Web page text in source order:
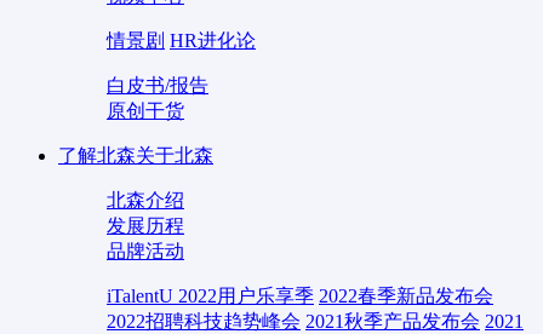
情景剧 HR进化论
白皮书/报告
原创干货
了解北森关于北森
北森介绍
发展历程
品牌活动
iTalentU 2022用户乐享季 2022春季新品发布会
2022招聘科技趋势峰会 2021秋季产品发布会 2021